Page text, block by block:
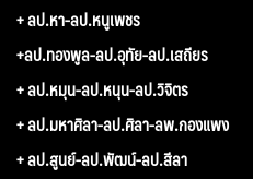
+ ลป.หา-ลป.หนูเพชร
+ลป.ทองพูล-ลป.อุทัย-ลป.เสถียร
+ ลป.หมุน-ลป.หนุน-ลป.วิจิตร
+ ลป.มหาศิลา-ลป.ศิลา-ลพ.กองแพง
+ ลป.สูนย์-ลป.พัฒน์-ลป.สีลา